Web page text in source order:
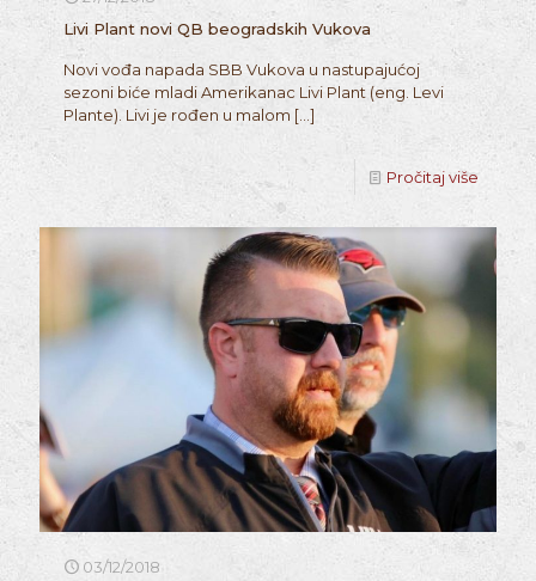
Livi Plant novi QB beogradskih Vukova
Novi vođa napada SBB Vukova u nastupajućoj
sezoni biće mladi Amerikanac Livi Plant (eng. Levi
Plante). Livi je rođen u malom […]
Pročitaj više
03/12/2018